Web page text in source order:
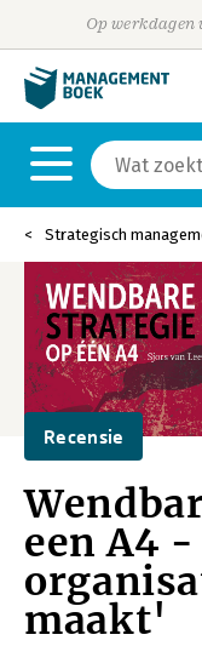
Op werkdagen
Strategisch
Recensie
een A4
maakt'